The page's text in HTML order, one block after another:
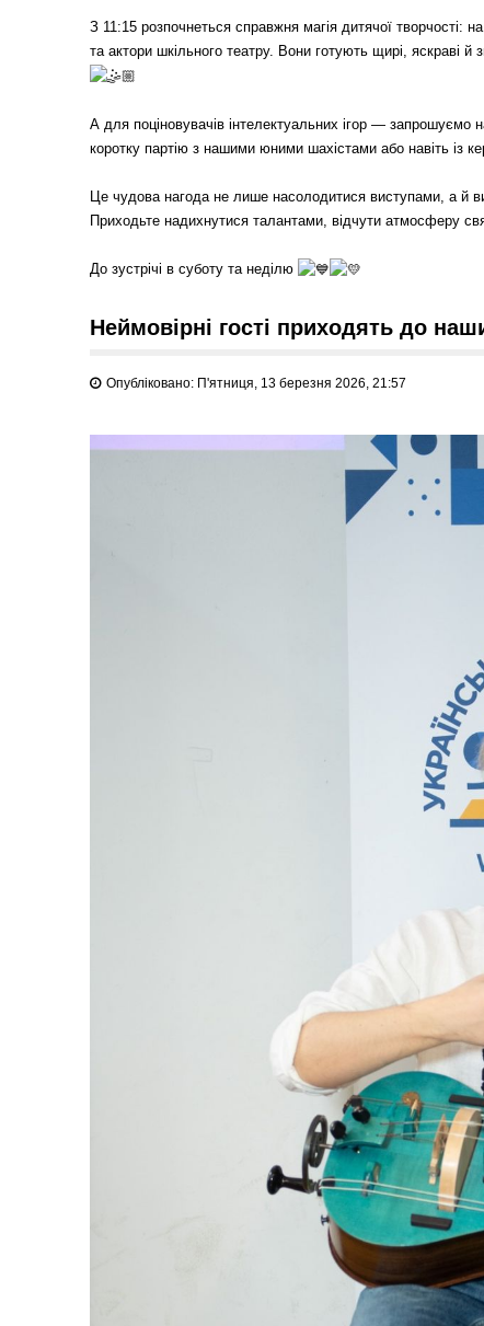
З 11:15 розпочнеться справжня магія дитячої творчості:
та актори шкільного театру. Вони готують щирі, яскраві
А для поціновувачів інтелектуальних ігор —
коротку партію з нашими юними шахістами або навіть із
Це чудова нагода не лише насолодитися виступами, а й
Приходьте надихнутися талантами, відчути атмосферу
До зустрічі в суботу та неділю
Неймовірні гості приходять до
Опубліковано: П'ятниця, 13 березня 2026, 21:57